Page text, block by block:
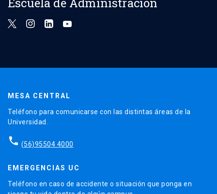
Escuela de Administración
MESA CENTRAL
Teléfono para comunicarse con las distintas áreas de la
Universidad.
phone (56)95504 4000
EMERGENCIAS UC
Teléfono en caso de accidente o situación que ponga en